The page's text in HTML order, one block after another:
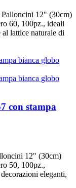
Palloncini 12" (30cm)
60, 100pz., ideali
al lattice naturale di
con stampa
12" (30cm)
50, 100pz.,
eleganti,